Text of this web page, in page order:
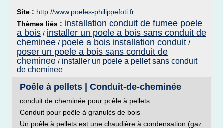
Site : http://www.poeles-philippefoti.fr
Thèmes liés : installation conduit de fumee poele
a bois / installer un poele a bois sans conduit de
cheminee / poele a bois installation conduit /
poser un poele a bois sans conduit de
cheminee / installer un poele a pellet sans conduit
de cheminee
Poêle à pellets | Conduit-de-cheminée
conduit de cheminée pour poêle à pellets
Conduit pour poêle à granulés de bois
Un poêle à pellets est une chaudière à condensation (gaz